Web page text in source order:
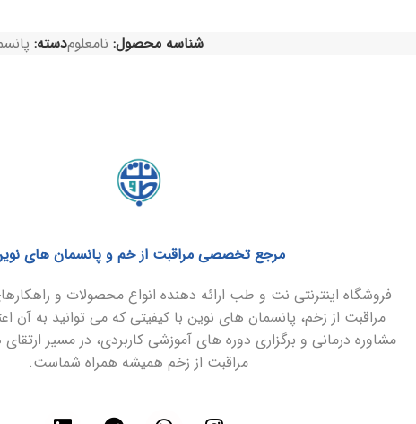
شناسه محصول: نامعلومدسته:
مرجع تخصصی مراقبت از خم و پانسمان های
فروشگاه اینترنتی نت و طب ارائه دهنده انواع محصولات و
مراقبت از زخم، پانسمان های نوین با کیفیتی که می توانید به آن
مشاوره درمانی و برگزاری دوره های آموزشی کاربردی، در مسیر
مراقبت از زخم همیشه همراه شماست.